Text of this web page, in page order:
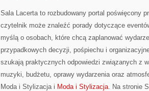
Sala Lacerta to rozbudowany portal poświęcony
czytelnik może znaleźć porady dotyczące
myślą o osobach, które chcą zaplanować
przypadkowych decyzji, pośpiechu i
szukają praktycznych odpowiedzi związanych z
muzyki, budżetu, oprawy wydarzenia oraz
Moda i Stylizacja i Moda i Stylizacja. Na stronie